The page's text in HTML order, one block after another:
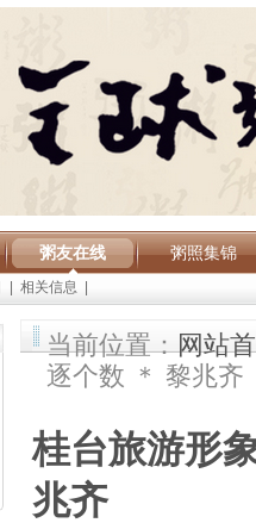
粥友在线 粥照集锦
相关信息
当前位置：网站
逐个数 ＊ 黎兆齐
桂台旅游形
兆齐